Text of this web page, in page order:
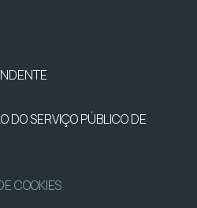
DO SERVIÇO PÚBLICO DE
COOKIES